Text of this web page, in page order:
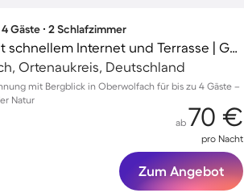
Gäste ∙ 2 Schlafzimmer
Apartment mit schnellem Internet und Terrasse | Gartenblick
Ortenaukreis, Deutschland
mit Bergblick in Oberwolfach für bis zu 4 Gäste –
Natur
ab 70 €
pro Nacht
Zum Angebot